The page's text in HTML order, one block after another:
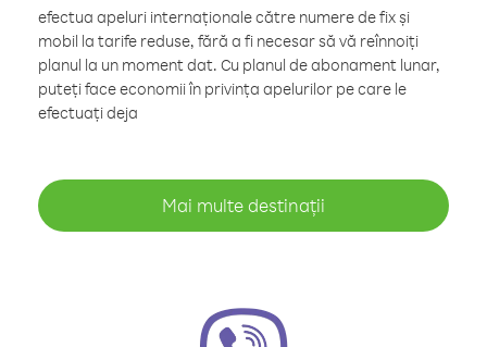
efectua apeluri internaționale către numere de fix și
mobil la tarife reduse, fără a fi necesar să vă reînnoiți
planul la un moment dat. Cu planul de abonament lunar,
puteți face economii în privința apelurilor pe care le
efectuați deja
Mai multe destinații